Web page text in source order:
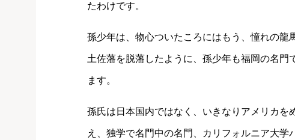
たわけです。
孫少年は、物心ついたころにはもう、憧れの
土佐藩を脱藩したように、孫少年も福岡の名
ます。
孫氏は日本国内ではなく、いきなりアメリカ
え、独学で名門中の名門、カリフォルニア大学